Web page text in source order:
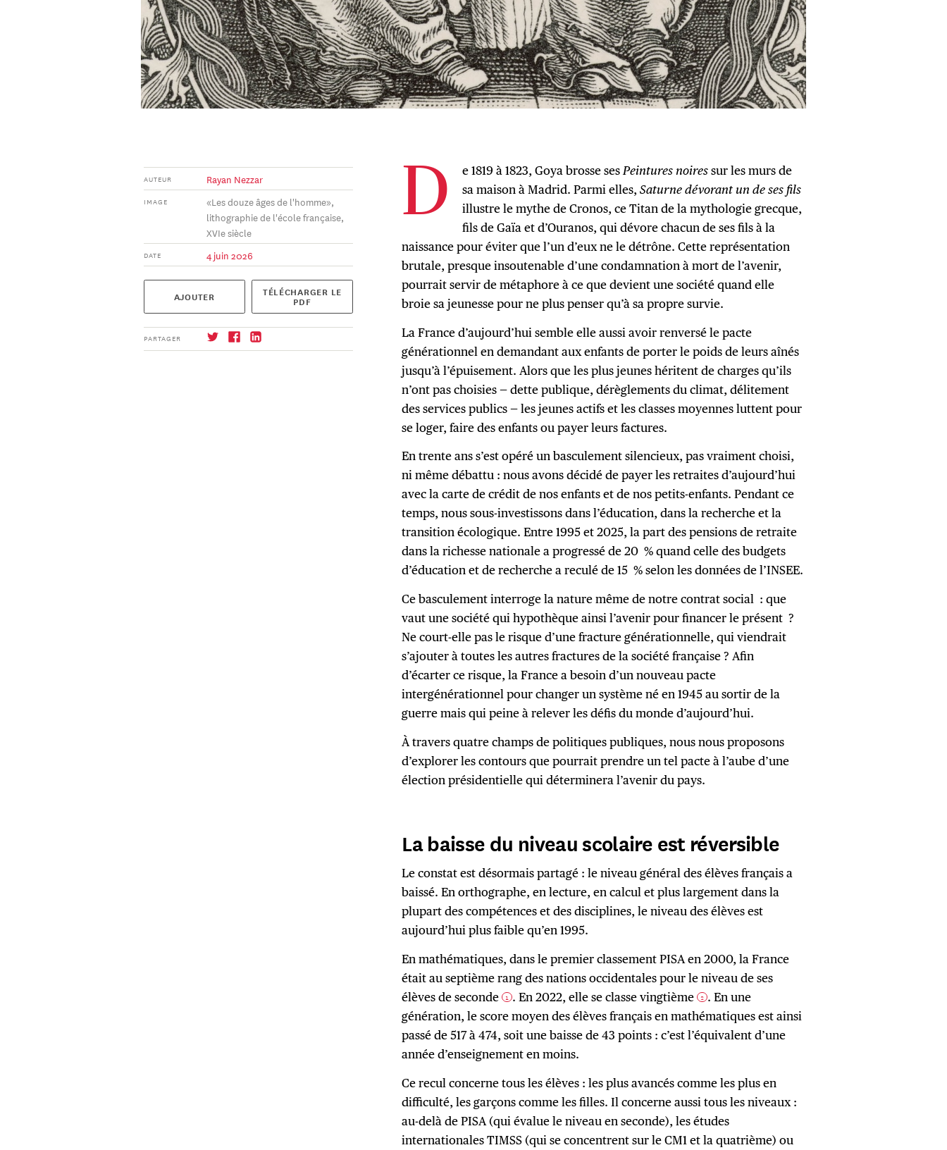
AUTEUR Rayan Nezzar
IMAGE
«Les douze âges de l'homme»,
lithographie de l'école française,
XVIe siècle
DATE 4 juin 2026
AJOUTER TÉLÉCHARGER LE
PDF
PARTAGER
D e 1819 à 1823, Goya brosse ses Peintures noiressur les murs de
sa maison à Madrid. Parmi elles, Saturne dévorant un de ses fils
illustre le mythe de Cronos, ce Titan de la mythologie grecque,
fils de Gaïa et d’Ouranos, qui dévore chacun de ses fils à la
naissance pour éviter que l’un d’eux ne le détrône. Cette représentation
brutale, presque insoutenable d’une condamnation à mort de l’avenir,
pourrait servir de métaphore à ce que devient une société quand elle
broie sa jeunesse pour ne plus penser qu’à sa propre survie.
La France d’aujourd’hui semble elle aussi avoir renversé le pacte
générationnel en demandant aux enfants de porter le poids de leurs aînés
jusqu’à l’épuisement. Alors que les plus jeunes héritent de charges qu’ils
n’ont pas choisies — dette publique, dérèglements du climat, délitement
des services publics — les jeunes actifs et les classes moyennes luttent pour
se loger, faire des enfants ou payer leurs factures.
En trente ans s’est opéré un basculement silencieux, pas vraiment choisi,
ni même débattu : nous avons décidé de payer les retraites d’aujourd’hui
avec la carte de crédit de nos enfants et de nos petits-enfants. Pendant ce
temps, nous sous-investissons dans l’éducation, dans la recherche et la
transition écologique. Entre 1995 et 2025, la part des pensions de retraite
dans la richesse nationale a progressé de 20 % quand celle des budgets
d’éducation et de recherche a reculé de 15 % selon les données de l’INSEE.
Ce basculement interroge la nature même de notre contrat social : que
vaut une société qui hypothèque ainsi l’avenir pour financer le présent ?
Ne court-elle pas le risque d’une fracture générationnelle, qui viendrait
s’ajouter à toutes les autres fractures de la société française ? Afin
d’écarter ce risque, la France a besoin d’un nouveau pacte
intergénérationnel pour changer un système né en 1945 au sortir de la
guerre mais qui peine à relever les défis du monde d’aujourd’hui.
À travers quatre champs de politiques publiques, nous nous proposons
d’explorer les contours que pourrait prendre un tel pacte à l’aube d’une
élection présidentielle qui déterminera l’avenir du pays.
La baisse du niveau scolaire est réversible
Le constat est désormais partagé : le niveau général des élèves français a
baissé. En orthographe, en lecture, en calcul et plus largement dans la
plupart des compétences et des disciplines, le niveau des élèves est
aujourd’hui plus faible qu’en 1995.
En mathématiques, dans le premier classement PISA en 2000, la France
était au septième rang des nations occidentales pour le niveau de ses
élèves de seconde 1 . En 2022, elle se classe vingtième 2 . En une
génération, le score moyen des élèves français en mathématiques est ainsi
passé de 517 à 474, soit une baisse de 43 points : c’est l’équivalent d’une
année d’enseignement en moins.
Ce recul concerne tous les élèves : les plus avancés comme les plus en
difficulté, les garçons comme les filles. Il concerne aussi tous les niveaux :
au-delà de PISA (qui évalue le niveau en seconde), les études
internationales TIMSS (qui se concentrent sur le CM1 et la quatrième) ou